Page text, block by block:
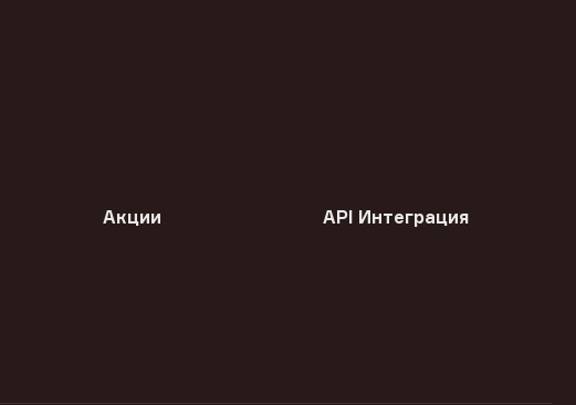
Акции API Интеграция